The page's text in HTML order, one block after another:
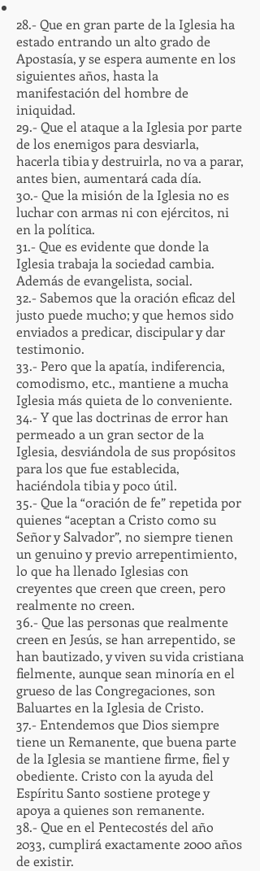
28.- Que en gran parte de la Iglesia ha
estado entrando un alto grado de
Apostasía, y se espera aumente en los
siguientes años, hasta la
manifestación del hombre de
iniquidad.
29.- Que el ataque a la Iglesia por parte
de los enemigos para desviarla,
hacerla tibia y destruirla, no va a parar,
antes bien, aumentará cada día.
30.- Que la misión de la Iglesia no es
luchar con armas ni con ejércitos, ni
en la política.
31.- Que es evidente que donde la
Iglesia trabaja la sociedad cambia.
Además de evangelista, social.
32.- Sabemos que la oración eficaz del
justo puede mucho; y que hemos sido
enviados a predicar, discipular y dar
testimonio.
33.- Pero que la apatía, indiferencia,
comodismo, etc., mantiene a mucha
Iglesia más quieta de lo conveniente.
34.- Y que las doctrinas de error han
permeado a un gran sector de la
Iglesia, desviándola de sus propósitos
para los que fue establecida,
haciéndola tibia y poco útil.
35.- Que la “oración de fe” repetida por
quienes “aceptan a Cristo como su
Señor y Salvador”, no siempre tienen
un genuino y previo arrepentimiento,
lo que ha llenado Iglesias con
creyentes que creen que creen, pero
realmente no creen.
36.- Que las personas que realmente
creen en Jesús, se han arrepentido, se
han bautizado, y viven su vida cristiana
fielmente, aunque sean minoría en el
grueso de las Congregaciones, son
Baluartes en la Iglesia de Cristo.
37.- Entendemos que Dios siempre
tiene un Remanente, que buena parte
de la Iglesia se mantiene firme, fiel y
obediente. Cristo con la ayuda del
Espíritu Santo sostiene protege y
apoya a quienes son remanente.
38.- Que en el Pentecostés del año
2033, cumplirá exactamente 2000 años
de existir.